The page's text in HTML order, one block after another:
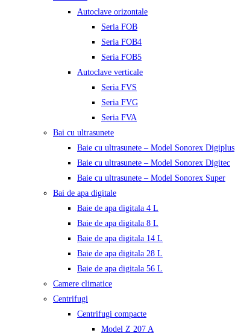
Autoclave orizontale
Seria FOB
Seria FOB4
Seria FOB5
Autoclave verticale
Seria FVS
Seria FVG
Seria FVA
Bai cu ultrasunete
Baie cu ultrasunete – Model Sonorex Digiplus
Baie cu ultrasunete – Model Sonorex Digitec
Baie cu ultrasunete – Model Sonorex Super
Bai de apa digitale
Baie de apa digitala 4 L
Baie de apa digitala 8 L
Baie de apa digitala 14 L
Baie de apa digitala 28 L
Baie de apa digitala 56 L
Camere climatice
Centrifugi
Centrifugi compacte
Model Z 207 A